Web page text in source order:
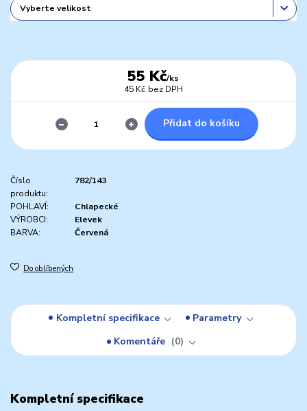
55 Kč/ks
45 Kč bez DPH
Přidat do košíku
Číslo
produktu:
782/143
POHLAVÍ:
Chlapecké
VÝROBCI:
Elevek
BARVA:
Červená
Do oblíbených
Kompletní specifikace
Parametry
Komentáře
0
Kompletní specifikace